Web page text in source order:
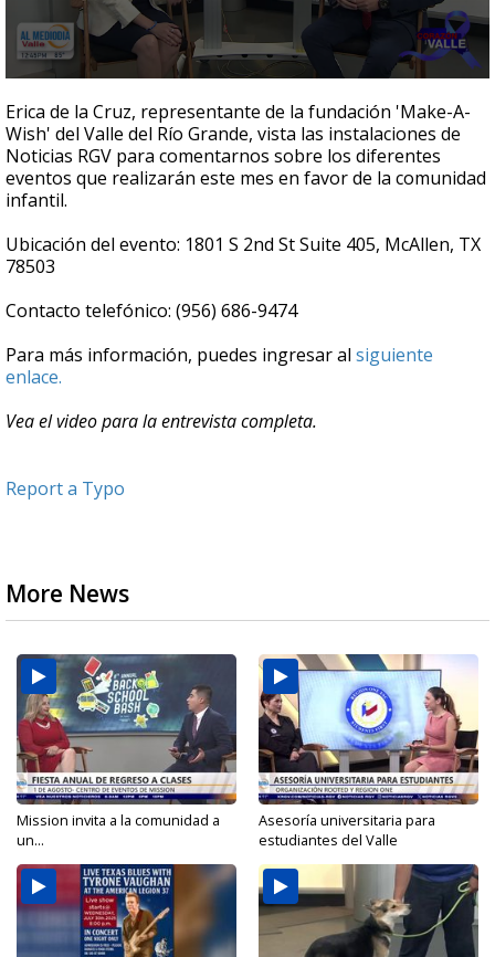
seconds
of
5
minutes,
8
seconds
Erica de la Cruz, representante de la fundación 'Make-A-
Wish' del Valle del Río Grande, vista las instalaciones de
Noticias RGV para comentarnos sobre los diferentes
eventos que realizarán este mes en favor de la comunidad
infantil.
Ubicación del evento: 1801 S 2nd St Suite 405, McAllen, TX
78503
Contacto telefónico: (956) 686-9474
Para más información, puedes ingresar al siguiente
enlace.
Vea el video para la entrevista completa.
Report a Typo
More News
Mission invita a la comunidad a
un...
Asesoría universitaria para
estudiantes del Valle